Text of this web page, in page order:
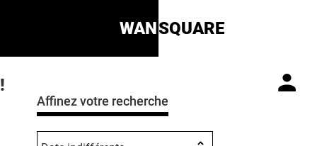
WANSQUARE
!
Affinez votre recherche